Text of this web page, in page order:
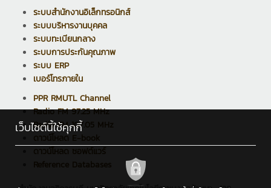
ระบบสำนักงานอิเล็กทรอนิกส์
ระบบบริหารงานบุคคล
ระบบทะเบียนกลาง
ระบบการประกันคุณภาพ
ระบบ ERP
เบอร์โทรภายใน
PPR RMUTL Channel
Radio FM 97.25 MHz
Radio FM 107.05 MHz
ดาวน์โหลด E-book
ดาวน์โหลด ซอฟต์แวร์
Reference Databases
เว็บไซต์นี้ใช้คุกกี้